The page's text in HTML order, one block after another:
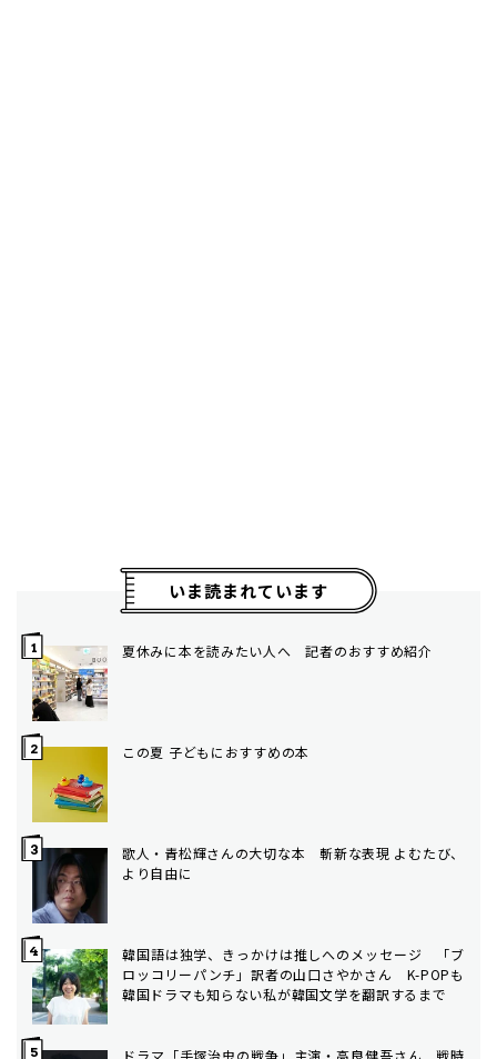
いま読まれています
夏休みに本を読みたい人へ 記者のおすすめ紹介
この夏 子どもにおすすめの本
歌人・青松輝さんの大切な本 斬新な表現 よむたび、
より自由に
韓国語は独学、きっかけは推しへのメッセージ 「ブ
ロッコリーパンチ」訳者の山口さやかさん K-POPも
韓国ドラマも知らない私が韓国文学を翻訳するまで
ドラマ「手塚治虫の戦争」主演・高良健吾さん 戦時